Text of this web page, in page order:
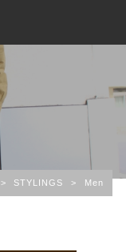
> STYLINGS > Men’s